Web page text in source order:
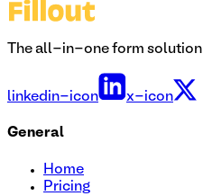
The all-in-one form solution
linkedin-icon x-icon
General
Home
Pricing